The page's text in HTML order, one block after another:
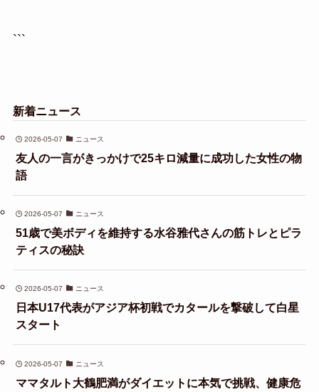
```
新着ニュース
2026-05-07 ニュース
友人の一言がきっかけで25キロ減量に成功した女性の物
語
2026-05-07 ニュース
51歳で美ボディを維持する水谷雅代さんの筋トレとピラ
ティスの秘訣
2026-05-07 ニュース
日本U17代表がアジア杯初戦でカタールを撃破して白星
スタート
2026-05-07 ニュース
ママタルト大鶴肥満がダイエットに本気で挑戦、健康危